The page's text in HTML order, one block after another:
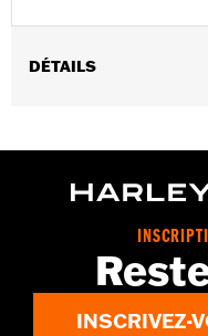
DÉTAILS
Collection: Adversary
Patin de
d’installation
GARANTIE:2 year limited
d.com/warrantyfor full
INSCRIVEZ-